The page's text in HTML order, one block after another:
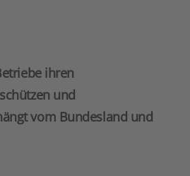
ihren
und
vom Bundesland und